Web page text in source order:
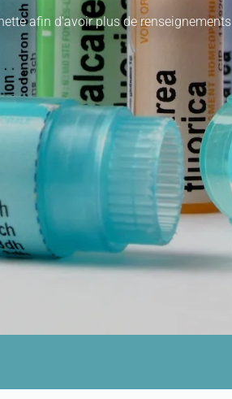
afin d'avoir plus de renseignements